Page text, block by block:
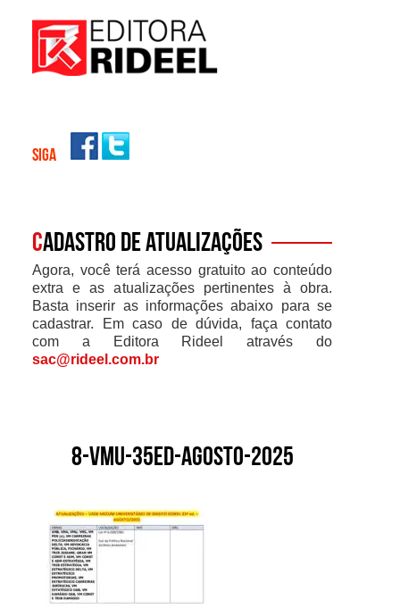
SIGA
Cadastro de atualizações
Agora, você terá acesso gratuito ao conteúdo
extra e as atualizações pertinentes à obra.
Basta inserir as informações abaixo para se
cadastrar. Em caso de dúvida, faça contato
com a Editora Rideel através do
sac@rideel.com.br
8-VMU-35ed-agosto-2025